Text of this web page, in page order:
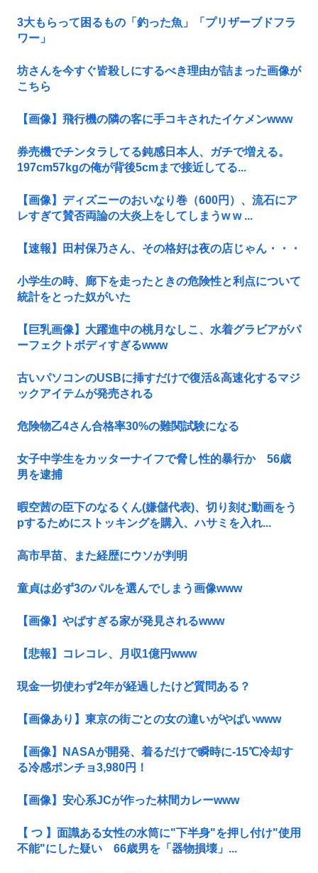
3大もらって困るもの「釣った魚」「プリザーブドフラ
ワー」
坊さんを今すぐ皆殺しにするべき理由が詰まった画像が
こちら
【画像】飛行機の隣の客に手コキされたイケメンwww
券売機でチンタラしてる鈍感日本人、ガチで増える。
197cm57kgの俺が背後5cmまで接近してる...
【画像】ディズニーのおいなり巻（600円）、流石にア
レすぎて賛否両論の大炎上をしてしまうw w ...
【速報】田村保乃さん、その格好は夜の店じゃん・・・
小学生の時、廊下を走ったときの危険性と利点について
統計をとった奴がいた
【巨乳画像】大躍進中の桃月なしこ、水着グラビアがパ
ーフェクトボディすぎるwww
古いパソコンのUSBに挿すだけで復活&高速化するマジ
ックアイテムが発売される
危険物乙4さん合格率30%の難関試験になる
女子中学生をカッターナイフで脅し性的暴行か 56歳
男を逮捕
暇空茜の臣下のなるくん(嫌儲代表)、切り刻む動画をう
pするためにストッキングを購入、ハサミを入れ...
高市早苗、また経歴にウソが判明
童貞は必ず3のパルを選んでしまう画像www
【画像】やばすぎる家が発見されるwww
【悲報】コレコレ、月収1億円www
現金一切使わず2年が経過したけど質問ある？
【画像あり】東京の街ごとの女の違いがやばいwww
【画像】NASAが開発、着るだけで瞬時に-15℃冷却す
る冷感ポンチョ3,980円！
【画像】安心系JCが作った林間カレーwww
【 つ 】面識ある女性の水筒に"下半身"を押し付け"使用
不能"にした疑い 66歳男を「器物損壊」...